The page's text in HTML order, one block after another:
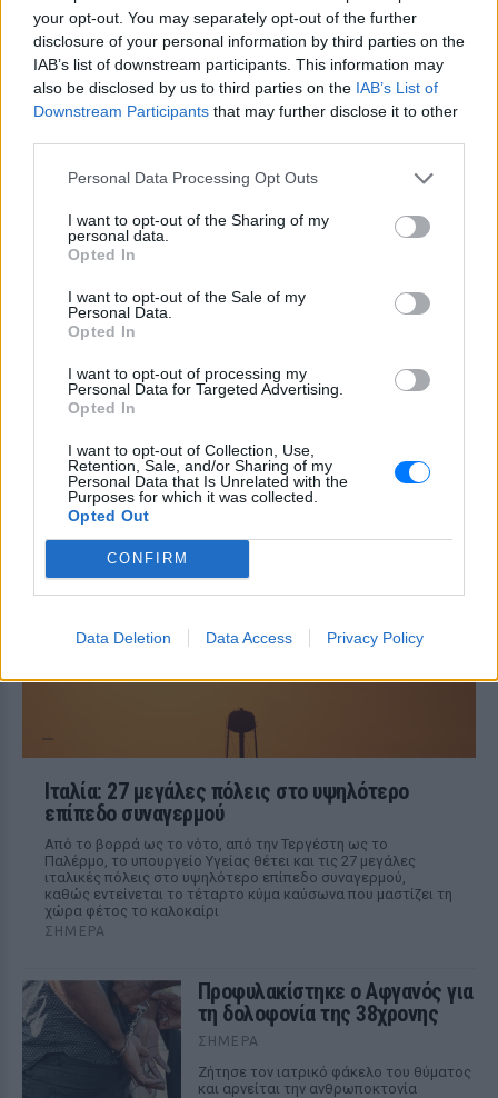
your opt-out. You may separately opt-out of the further
disclosure of your personal information by third parties on the
IAB’s list of downstream participants. This information may
also be disclosed by us to third parties on the IAB’s List of
Downstream Participants that may further disclose it to other
Personal Data Processing Opt Outs
I want to opt-out of the Sharing of my
personal data.
Opted In
I want to opt-out of the Sale of my
Personal Data.
Opted In
I want to opt-out of processing my
Personal Data for Targeted Advertising.
Opted In
I want to opt-out of Collection, Use,
Retention, Sale, and/or Sharing of my
Personal Data that Is Unrelated with the
Purposes for which it was collected.
Opted Out
CONFIRM
Data Deletion Data Access Privacy Policy
42χρονη από το Ρότερνταμ
πνίγηκε στα Μάλια – Αυτόπτες
μάρτυρες τα 3 παιδιά της
ΣΉΜΕΡΑ
Τα τρία ανήλικα παιδιά της 42χρονης
αστειευόταν καθόλου:
Επιτέθηκε σε γυναίκα και την
ΣΉΜΕΡΑ
κάποιο παλιό παράπονο
σκεπή ‑ Το μυστήριο πίσω από
την πράξη του
ΣΉΜΕΡΑ
Ο 26χρονος Λέον Τζιλέσπι παρέμεινε για
κρατώντας ένα αντικείμενο που έμοιαζε
Ιταλία: 27 μεγάλες πόλεις στο υψηλότερο
επίπεδο συναγερμού
Από το βορρά ως το νότο, από την Τεργέστη ως το
Παλέρμο, το υπουργείο Υγείας θέτει και τις 27 μεγάλες
ιταλικές πόλεις στο υψηλότερο επίπεδο συναγερμού,
καθώς εντείνεται το τέταρτο κύμα καύσωνα που μαστίζει τη
χώρα φέτος το καλοκαίρι
ΣΉΜΕΡΑ
Προφυλακίστηκε ο Αφγανός για
τη δολοφονία της 38χρονης
ΣΉΜΕΡΑ
Ζήτησε τον ιατρικό φάκελο του θύματος
και αρνείται την ανθρωποκτονία